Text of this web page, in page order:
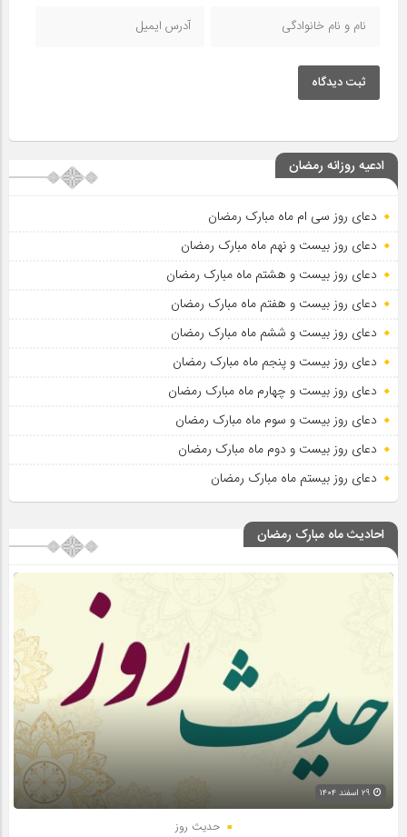
ثبت دیدگاه
ادعیه روزانه رمضان
دعای روز سی ام ماه مبارک رمضان
دعای روز بیست و نهم ماه مبارک رمضان
دعای روز بیست و هشتم ماه مبارک رمضان
دعای روز بیست و هفتم ماه مبارک رمضان
دعای روز بیست و ششم ماه مبارک رمضان
دعای روز بیست و پنجم ماه مبارک رمضان
دعای روز بیست و چهارم ماه مبارک رمضان
دعای روز بیست و سوم ماه مبارک رمضان
دعای روز بیست و دوم ماه مبارک رمضان
دعای روز بیستم ماه مبارک رمضان
احادیث ماه مبارک رمضان
حدیث روز